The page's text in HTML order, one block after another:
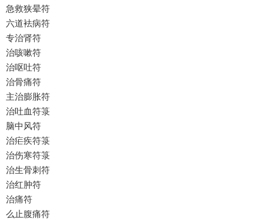
急救狭晕符
六道袪病符
专治肾符
治咳嗽符
治呕吐符
治骨痛符
主治膨胀符
治吐血符箓
脑中风符
治疟疾符箓
治伤寒符箓
治生骨刺符
治红肿符
治痛符
么止腹痛符